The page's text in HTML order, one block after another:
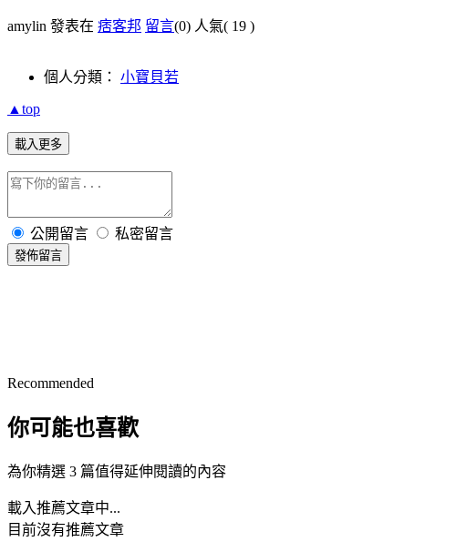
amylin 發表在 痞客邦 留言(0) 人氣( 19 )
個人分類： 小寶貝若
▲top
載入更多
公開留言 私密留言
發佈留言
Recommended
你可能也喜歡
為你精選 3 篇值得延伸閱讀的內容
載入推薦文章中...
目前沒有推薦文章